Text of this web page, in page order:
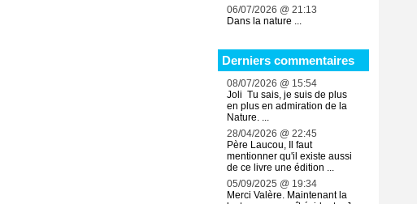
06/07/2026 @ 21:13
Dans la nature ...
Derniers commentaires
08/07/2026 @ 15:54
Joli Tu sais, je suis de plus
en plus en admiration de la
Nature. ...
28/04/2026 @ 22:45
Père Laucou, Il faut
mentionner qu'il existe aussi
de ce livre une édition ...
05/09/2025 @ 19:34
Merci Valère. Maintenant la